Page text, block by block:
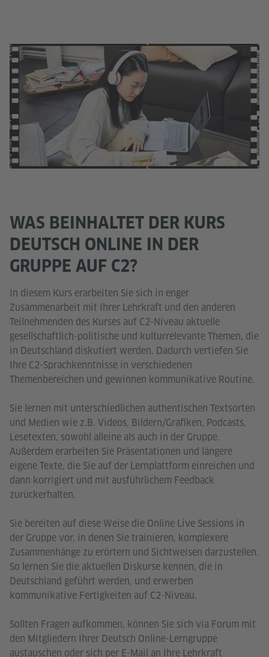
WAS BEINHALTET DER KURS
DEUTSCH ONLINE IN DER
GRUPPE AUF C2?
In diesem Kurs erarbeiten Sie sich in enger
Zusammenarbeit mit Ihrer Lehrkraft und den anderen
Teilnehmenden des Kurses auf C2-Niveau aktuelle
gesellschaftlich-politische und kulturrelevante Themen, die
in Deutschland diskutiert werden. Dadurch vertiefen Sie
Ihre C2-Sprachkenntnisse in verschiedenen
Themenbereichen und gewinnen kommunikative Routine.
Sie lernen mit unterschiedlichen authentischen Textsorten
und Medien wie z.B. Videos, Bildern/Grafiken, Podcasts,
Lesetexten, sowohl alleine als auch in der Gruppe.
Außerdem erarbeiten Sie Präsentationen und längere
eigene Texte, die Sie auf der Lernplattform einreichen und
dann korrigiert und mit ausführlichem Feedback
zurückerhalten.
Sie bereiten auf diese Weise die Online Live Sessions in
der Gruppe vor, in denen Sie trainieren, komplexere
Zusammenhänge zu erörtern und Sichtweisen darzustellen.
So lernen Sie die aktuellen Diskurse kennen, die in
Deutschland geführt werden, und erwerben
kommunikative Fertigkeiten auf C2-Niveau.
Sollten Fragen aufkommen, können Sie sich via Forum mit
den Mitgliedern Ihrer Deutsch Online-Lerngruppe
austauschen oder sich per E-Mail an Ihre Lehrkraft